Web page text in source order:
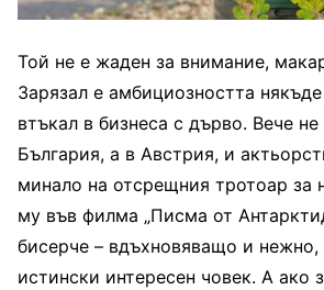
Той не е жаден за внимание,
Зарязал е амбициозността
втъкал в бизнеса с дърво. Вече
България, а в Австрия, и
минало на отсрещния тротоар за
му във филма „Писма от
бисерче – вдъхновяващо и нежно,
истински интересен човек. А ако